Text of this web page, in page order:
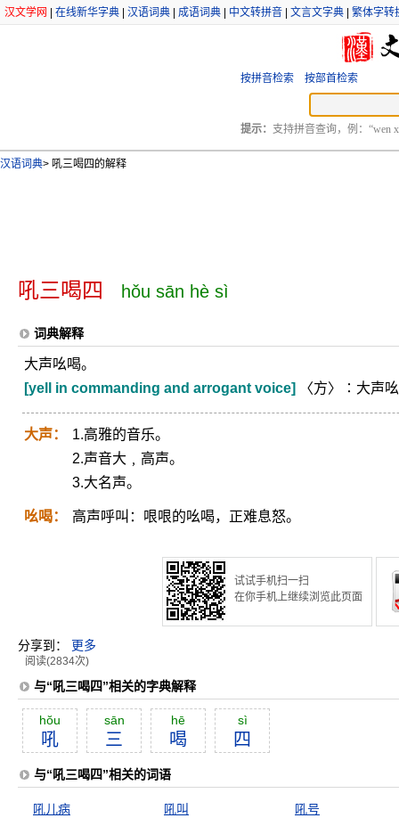
汉文学网 在线新华字典 汉语词典 成语词典 中文转拼音 文言文字典 繁体字转
按拼音检索 按部首检索
提示： 支持拼音查询，例：“wen
汉语词典> 吼三喝四的解释
吼三喝四 hǒu sān hè sì
词典解释
大声吆喝。
[yell in commanding and arrogant voice]
〈方〉∶大声
大声：
1.高雅的音乐。
2.声音大﹐高声。
3.大名声。
吆喝： 高声呼叫：哏哏的吆喝，正难息怒。
试试手机扫一扫
在你手机上继续浏览此页面
分享到： 更多
阅读(2834次)
与“吼三喝四”相关的字典解释
hŏu
吼
sān
三
hē
喝
sì
四
与“吼三喝四”相关的词语
吼儿病 吼叫
吼号